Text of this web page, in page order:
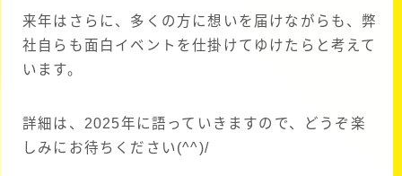
来年はさらに、多くの方に想いを届けながらも、弊
社自らも面白イベントを仕掛けてゆけたらと考えて
います。
詳細は、2025年に語っていきますので、どうぞ楽
しみにお待ちください(^^)/